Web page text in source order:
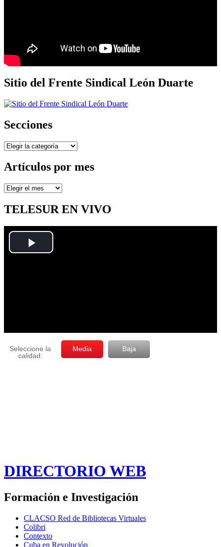
Sitio del Frente Sindical León Duarte
Secciones
Secciones
Artículos por mes
Artículos
mes
TELESUR EN VIVO
DIRECTORIO WEB
Formación e Investigación
CLACSO Red de Bibliotecas Virtuales
Colibri
Contexto
Cuba en Revolución